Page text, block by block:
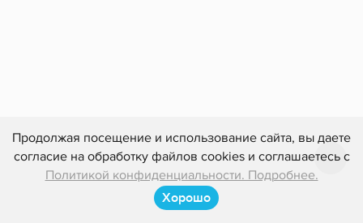
Продолжая посещение и использование сайта, вы даете
согласие на обработку файлов cookies и соглашаетесь с
Политикой конфиденциальности. Подробнее.
Хорошо